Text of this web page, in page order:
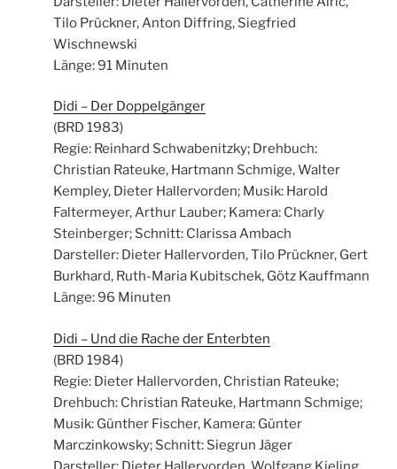
Tilo Prückner, Anton Diffring, Siegfried
Wischnewski
Länge: 91 Minuten
Didi – Der Doppelgänger
(BRD 1983)
Regie: Reinhard Schwabenitzky; Drehbuch:
Christian Rateuke, Hartmann Schmige, Walter
Kempley, Dieter Hallervorden; Musik: Harold
Faltermeyer, Arthur Lauber; Kamera: Charly
Steinberger; Schnitt: Clarissa Ambach
Darsteller: Dieter Hallervorden, Tilo Prückner, Gert
Burkhard, Ruth-Maria Kubitschek, Götz Kauffmann
Länge: 96 Minuten
Didi – Und die Rache der Enterbten
(BRD 1984)
Regie: Dieter Hallervorden, Christian Rateuke;
Drehbuch: Christian Rateuke, Hartmann Schmige;
Musik: Günther Fischer, Kamera: Günter
Marczinkowsky; Schnitt: Siegrun Jäger